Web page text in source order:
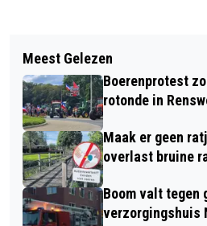
FLEXFLITSER IN
BARNEVELD VOOR
MAXIMUMSNELHEID
POLITIE IN ACTIE
DE A30 BARNEVELD
Meest Gelezen
Boerenprotest
rotonde in
Maak er geen
overlast bruine
Boom valt tegen
verzorgingshuis